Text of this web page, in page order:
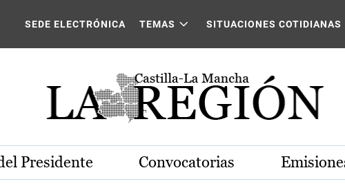
La Mancha
SEDE ELECTRÓNICA TEMAS SITUACIONES COTIDIANAS
Presidente Convocatorias